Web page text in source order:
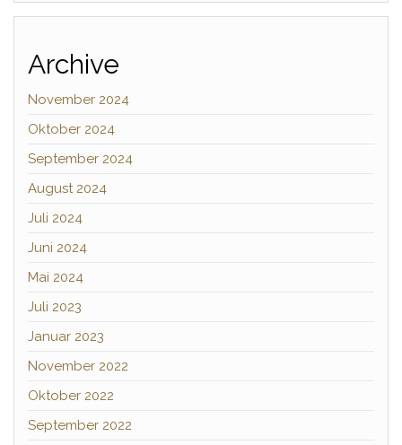
Archive
November 2024
Oktober 2024
September 2024
August 2024
Juli 2024
Juni 2024
Mai 2024
Juli 2023
Januar 2023
November 2022
Oktober 2022
September 2022